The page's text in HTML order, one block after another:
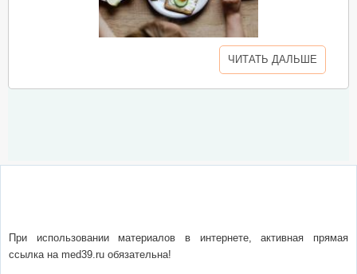
ЧИТАТЬ ДАЛЬШЕ
При использовании материалов в интернете, активная прямая
ссылка на med39.ru обязательна!